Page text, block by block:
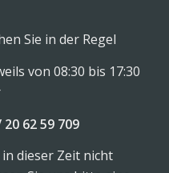
Sie in der Regel
von 08:30 bis 17:30
20 62 59 709
dieser Zeit nicht